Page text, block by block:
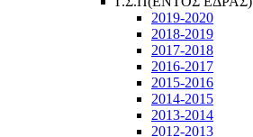
2019-2020
2018-2019
2017-2018
2016-2017
2015-2016
2014-2015
2013-2014
2012-2013